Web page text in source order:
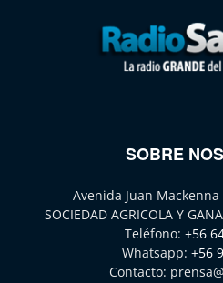
SOBRE
Avenida Juan
SOCIEDAD AGRICOLA Y
Teléfono: +56
Whatsapp: +56
Contacto: